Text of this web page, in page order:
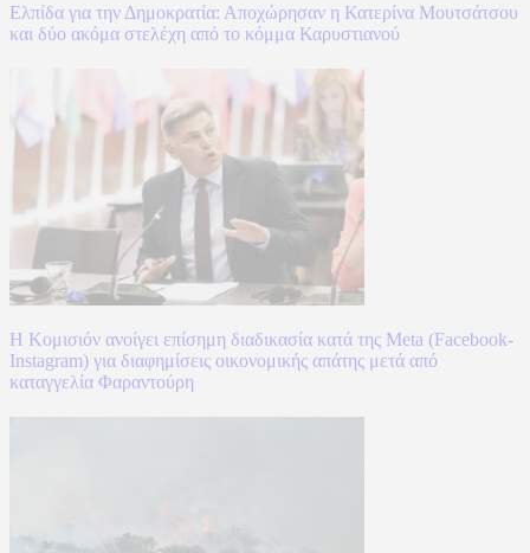
Ελπίδα για την Δημοκρατία: Αποχώρησαν η Κατερίνα Μουτσάτσου
και δύο ακόμα στελέχη από το κόμμα Καρυστιανού
Η Κομισιόν ανοίγει επίσημη διαδικασία κατά της Meta (Facebook-
Instagram) για διαφημίσεις οικονομικής απάτης μετά από
καταγγελία Φαραντούρη